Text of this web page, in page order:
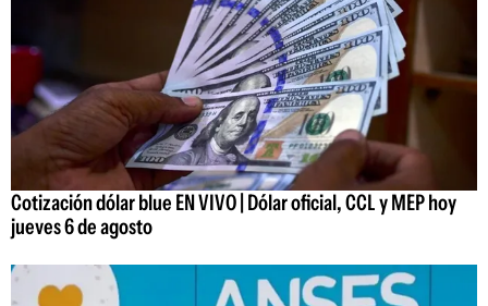
Cotización dólar blue EN VIVO | Dólar oficial, CCL y MEP hoy
jueves 6 de agosto